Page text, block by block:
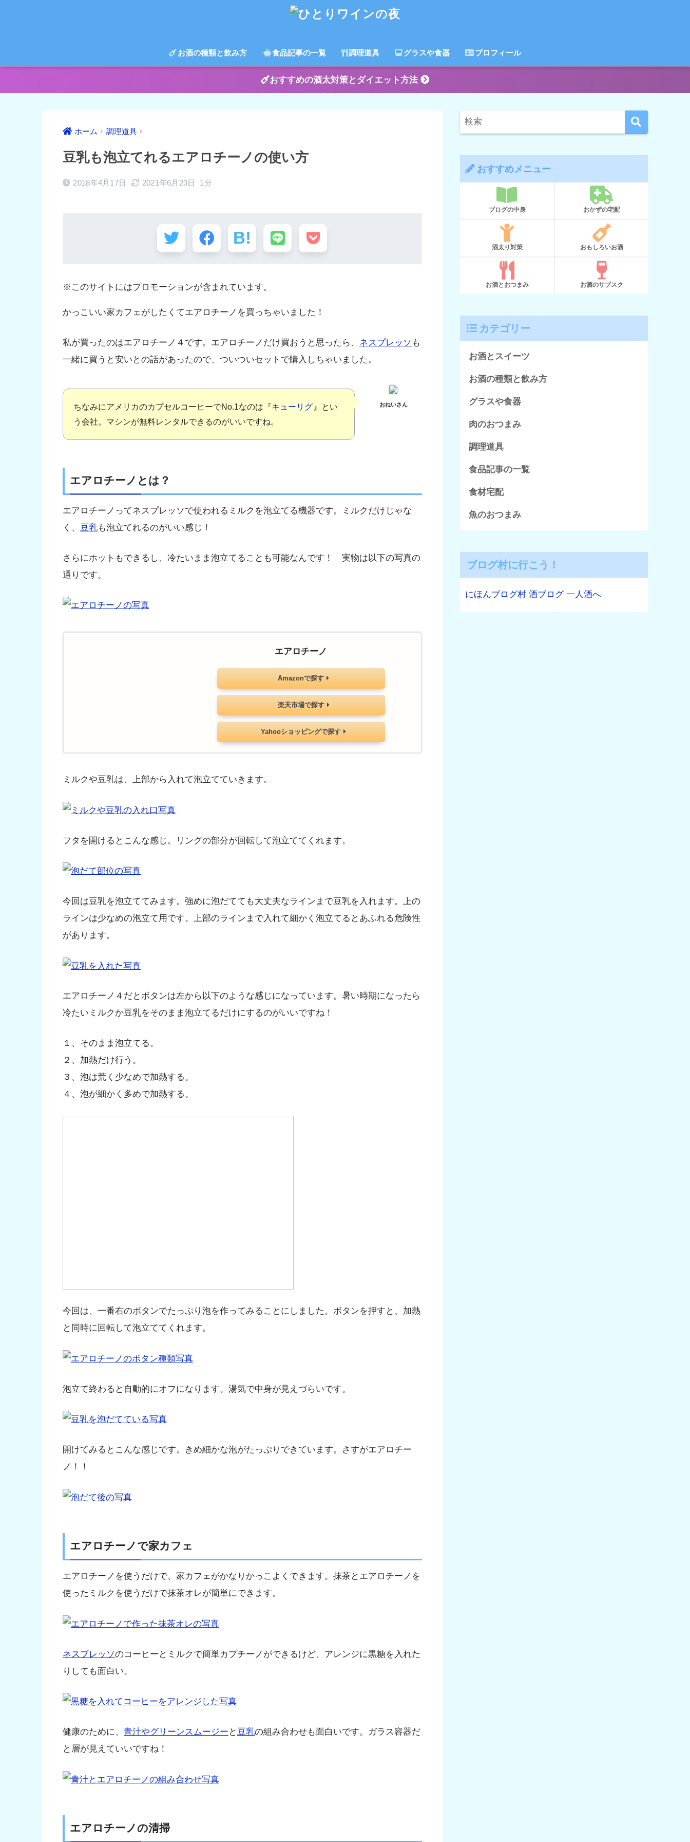
お酒の種類と飲み方 食品記事の一覧 調理道具 グラスや食器 プロフィール
おすすめの酒太対策とダイエット方法
ホーム 調理道具
豆乳も泡立てれるエアロチーノの使い方
2018年4月17日 2021年6月23日 1分
※このサイトにはプロモーションが含まれています。
かっこいい家カフェがしたくてエアロチーノを買っちゃいました！
私が買ったのはエアロチーノ４です。エアロチーノだけ買おうと思ったら、 ネスプレッソ も
一緒に買うと安いとの話があったので、ついついセットで購入しちゃいました。
ちなみにアメリカのカプセルコーヒーでNo.1なのは『キューリグ 』とい
う会社。マシンが無料レンタルできるのがいいですね。
おねいさん
エアロチーノとは？
エアロチーノってネスプレッソで使われるミルクを泡立てる機器です。ミルクだけじゃな
く、 豆乳も泡立てれるのがいい感じ！
さらにホットもできるし、冷たいまま泡立てることも可能なんです！ 実物は以下の写真の
通りです。
エアロチーノ
Amazonで探す
楽天市場で探す
Yahooショッピングで探す
ミルクや豆乳は、上部から入れて泡立てていきます。
フタを開けるとこんな感じ。リングの部分が回転して泡立ててくれます。
今回は豆乳を泡立ててみます。強めに泡だてても大丈夫なラインまで豆乳を入れます。上の
ラインは少なめの泡立て用です。上部のラインまで入れて細かく泡立てるとあふれる危険性
があります。
エアロチーノ４だとボタンは左から以下のような感じになっています。暑い時期になったら
冷たいミルクか豆乳をそのまま泡立てるだけにするのがいいですね！
１、そのまま泡立てる。
２、加熱だけ行う。
３、泡は荒く少なめで加熱する。
４、泡が細かく多めで加熱する。
今回は、一番右のボタンでたっぷり泡を作ってみることにしました。ボタンを押すと、加熱
と同時に回転して泡立ててくれます。
泡立て終わると自動的にオフになります。湯気で中身が見えづらいです。
開けてみるとこんな感じです。きめ細かな泡がたっぷりできています。さすがエアロチー
ノ！！
エアロチーノで家カフェ
エアロチーノを使うだけで、家カフェがかなりかっこよくできます。抹茶とエアロチーノを
使ったミルクを使うだけで抹茶オレが簡単にできます。
ネスプレッソのコーヒーとミルクで簡単カプチーノができるけど、アレンジに黒糖を入れた
りしても面白い。
健康のために、 青汁やグリーンスムージー と豆乳の組み合わせも面白いです。ガラス容器だ
と層が見えていいですね！
エアロチーノの清掃
おすすめメニュー
ブログの中身 おかずの宅配
酒太り対策 おもしろいお酒
お酒とおつまみ お酒のサブスク
カテゴリー
お酒とスイーツ
お酒の種類と飲み方
グラスや食器
肉のおつまみ
調理道具
食品記事の一覧
食材宅配
魚のおつまみ
ブログ村に行こう！
にほんブログ村 酒ブログ 一人酒へ